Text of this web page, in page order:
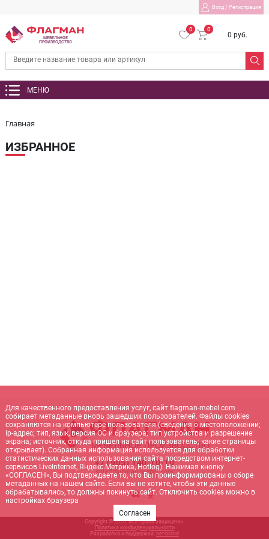
Вход/ Регистрация
МЕБЕЛЬНОЕ
ПРОИЗВОДСТВО
0 0
0 руб.
МЕНЮ
Главная
ИЗБРАННОЕ
+7 (905) 140-10-10
sale@flagman-mebel.com
Copyright © 2026. Все права защищены.
Политика конфиденциальности
Разработка и поддержка: net- brand
Для качественного предоставления услуг, сайт flagman-mebel.com
собирает метаданные вновь зашедших пользователей. Файлы cookies
сохраняются на компьютере пользователя (сведения о местоположении;
ip-адрес; тип, язык, версия ОС и браузера; тип устройства и разрешение
экрана; источник, откуда пришел на сайт пользователь; какие страницы
открывает). Собранная информация используется для обработки
статистических данных использования сайта посредством интернет-
сервисов LiveInternet, Яндекс.Метрика, Hotlog). Нажимая кнопку
«СОГЛАСЕН», Вы подтверждаете то, что Вы проинформированы о сборе
метаданных на нашем сайте. Если вы не хотите, чтобы эти данные
обрабатывались, то должны покинуть сайт. Отключить cookies можно в
настройках браузера
Согласен